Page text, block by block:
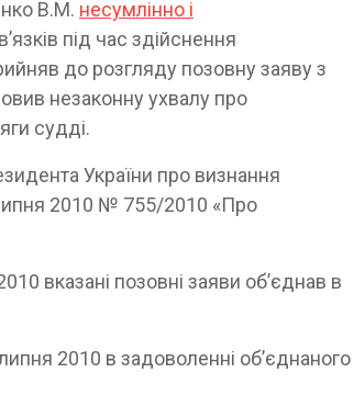
В.М. несумлінно і
під час здійснення
до розгляду позовну заяву з
незаконну ухвалу про
судді.
України про визнання
2010 № 755/2010 «Про
вказані позовні заяви об’єднав в
2010 в задоволенні об’єднаного